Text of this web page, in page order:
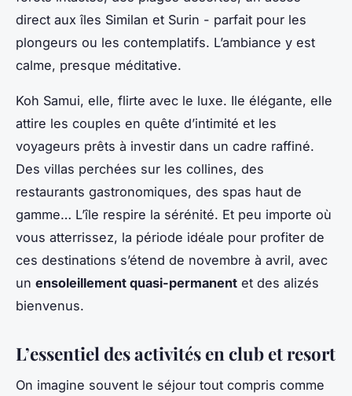
direct aux îles Similan et Surin - parfait pour les
plongeurs ou les contemplatifs. L’ambiance y est
calme, presque méditative.
Koh Samui, elle, flirte avec le luxe. Ile élégante, elle
attire les couples en quête d’intimité et les
voyageurs prêts à investir dans un cadre raffiné.
Des villas perchées sur les collines, des
restaurants gastronomiques, des spas haut de
gamme… L’île respire la sérénité. Et peu importe où
vous atterrissez, la période idéale pour profiter de
ces destinations s’étend de novembre à avril, avec
un ensoleillement quasi-permanent et des alizés
bienvenus.
L’essentiel des activités en club et resort
On imagine souvent le séjour tout compris comme